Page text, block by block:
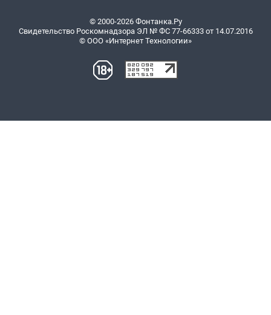
© 2000-2026 Фонтанка.Ру
Свидетельство Роскомнадзора ЭЛ № ФС 77-66333 от 14.07.2016
© ООО «Интернет Технологии»